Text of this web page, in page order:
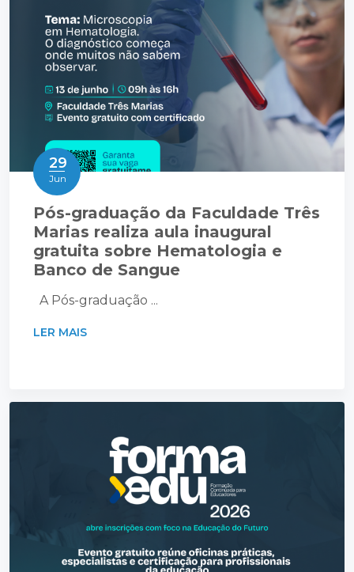
29
Jun
Pós-graduação da Faculdade Três
Marias realiza aula inaugural
gratuita sobre Hematologia e
Banco de Sangue
A Pós-graduação ...
LER MAIS